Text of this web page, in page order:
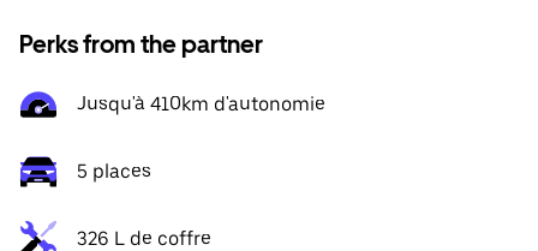
Perks from the partner
Jusqu'à 410km d'autonomie
5 places
326 L de coffre